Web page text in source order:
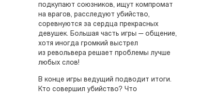
подкупают союзников, ищут компромат
на врагов, расследуют убийство,
соревнуются за сердца прекрасных
девушек. Большая часть игры — общение,
хотя иногда громкий выстрел
из револьвера решает проблемы лучше
любых слов!
В конце игры ведущий подводит итоги.
Кто совершил убийство? Что